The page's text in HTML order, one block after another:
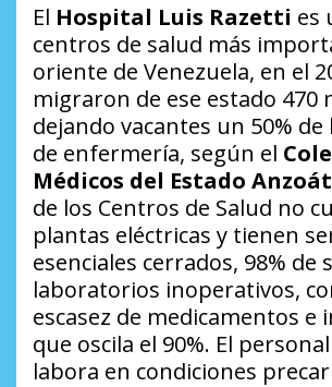
El Hospital Luis Razetti es
centros de salud más
oriente de Venezuela, en el
migraron de ese estado 470
dejando vacantes un 50%
de enfermería, según el
Médicos del Estado
de los Centros de Salud no
plantas eléctricas y tienen
esenciales cerrados, 98% de
laboratorios inoperativos,
escasez de medicamentos e
que oscila el 90%. El
labora en condiciones